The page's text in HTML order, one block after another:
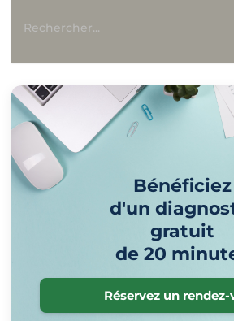
Bénéficiez
d'un
gratuit
de 20
Réservez un